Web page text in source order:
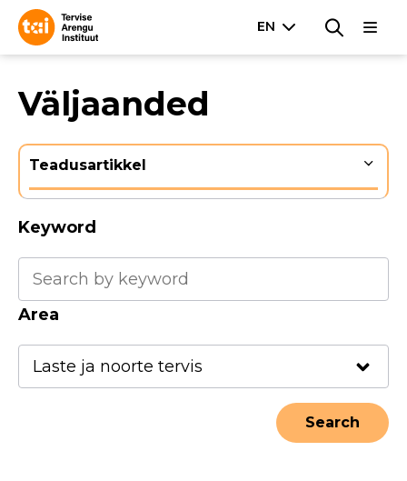
Väljaanded
Teadusartikkel
Keyword
Area